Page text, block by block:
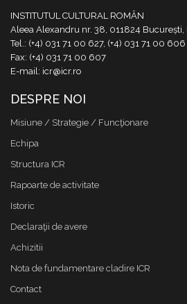
INSTITUTUL CULTURAL ROMÂN
Aleea Alexandru nr. 38, 011824 București,
Tel.: (+4) 031 71 00 627, (+4) 031 71 00 606
Fax: (+4) 031 71 00 607
E-mail: icr@icr.ro
DESPRE NOI
Misiune / Strategie / Funcţionare
Echipa
Structura ICR
Rapoarte de activitate
Istoric
Declaraţii de avere
Achizitii
Nota de fundamentare cladire ICR
Contact